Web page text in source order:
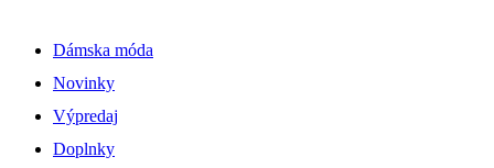
Dámska móda
Novinky
Výpredaj
Doplnky